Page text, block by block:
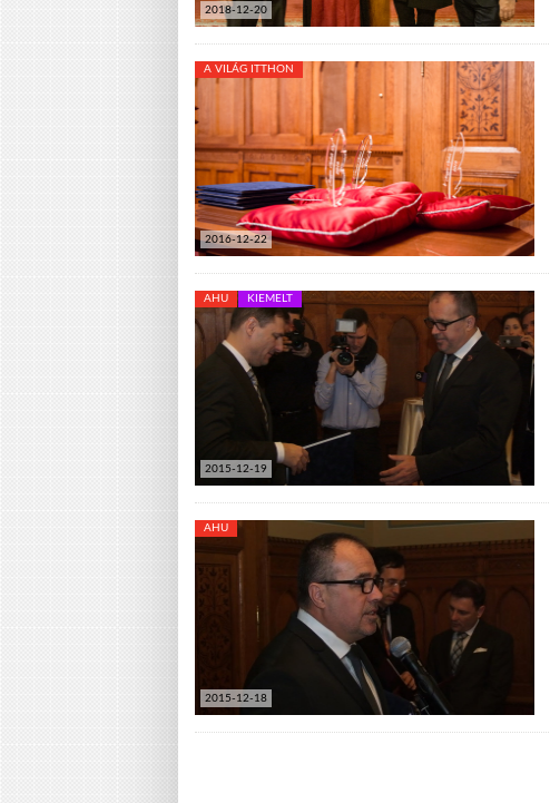
2018-12-20
2016-12-22
A VILÁG ITTHON
2015-12-19
AHU KIEMELT
2015-12-18
AHU